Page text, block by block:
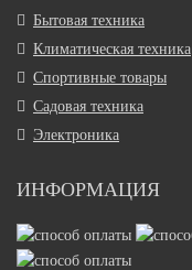
Бытовая техника
Климатическая техника
Спортивные товары
Садовая техника
Электроника
ИНФОРМАЦИЯ